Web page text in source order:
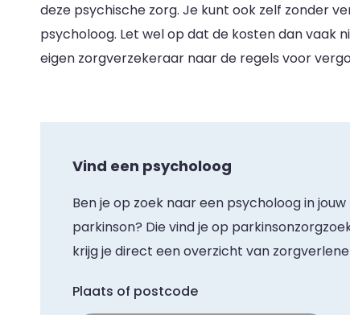
deze psychische zorg. Je kunt ook zelf zonder
psycholoog. Let wel op dat de kosten dan vaak
eigen zorgverzekeraar naar de regels voor
Vind een psycholoog
Ben je op zoek naar een psycholoog in
parkinson? Die vind je op
krijg je direct een overzicht van
Plaats of postcode